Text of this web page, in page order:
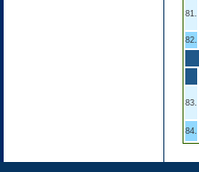
81.
82.
83.
84.